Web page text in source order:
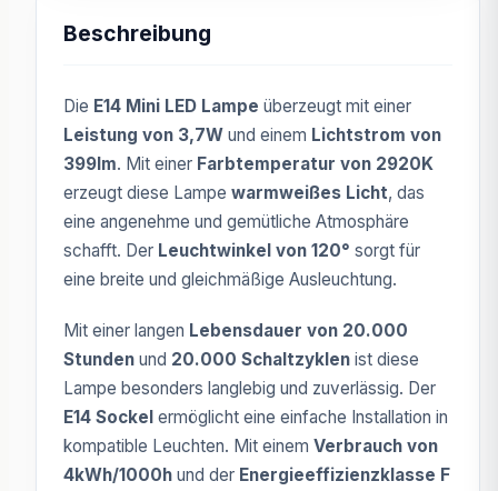
Beschreibung
Die E14 Mini LED Lampe überzeugt mit einer
Leistung von 3,7W und einem Lichtstrom von
399lm. Mit einer Farbtemperatur von 2920K
erzeugt diese Lampe warmweißes Licht, das
eine angenehme und gemütliche Atmosphäre
schafft. Der Leuchtwinkel von 120° sorgt für
eine breite und gleichmäßige Ausleuchtung.
Mit einer langen Lebensdauer von 20.000
Stunden und 20.000 Schaltzyklen ist diese
Lampe besonders langlebig und zuverlässig. Der
E14 Sockel ermöglicht eine einfache Installation in
kompatible Leuchten. Mit einem Verbrauch von
4kWh/1000h und der Energieeffizienzklasse F